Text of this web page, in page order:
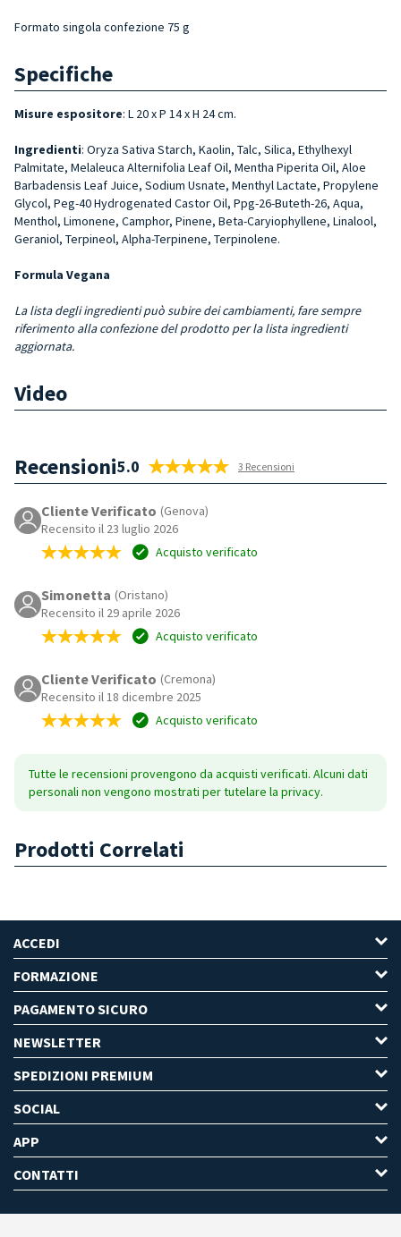
Formato singola confezione 75 g
Specifiche
Misure espositore: L 20 x P 14 x H 24 cm.
Ingredienti: Oryza Sativa Starch, Kaolin, Talc, Silica, Ethylhexyl
Palmitate, Melaleuca Alternifolia Leaf Oil, Mentha Piperita Oil, Aloe
Barbadensis Leaf Juice, Sodium Usnate, Menthyl Lactate, Propylene
Glycol, Peg-40 Hydro­genated Castor Oil, Ppg-26-Buteth-26, Aqua,
Menthol, Limonene, Camphor, Pinene, Beta-Caryiophyllene, Lina­lool,
Geraniol, Terpineol, Alpha-Terpinene, Terpinolene.
Formula Vegana
La lista degli ingredienti può subire dei cambiamenti, fare sempre
riferimento alla confezione del prodotto per la lista ingredienti
aggiornata.
Video
Recensioni5.0 3 Recensioni
Cliente Verificato (Genova)
Recensito il 23 luglio 2026
Acquisto verificato
Simonetta (Oristano)
Recensito il 29 aprile 2026
Acquisto verificato
Cliente Verificato (Cremona)
Recensito il 18 dicembre 2025
Acquisto verificato
Tutte le recensioni provengono da acquisti verificati. Alcuni dati
personali non vengono mostrati per tutelare la privacy.
Prodotti Correlati
ACCEDI
FORMAZIONE
PAGAMENTO SICURO
NEWSLETTER
SPEDIZIONI PREMIUM
SOCIAL
APP
CONTATTI